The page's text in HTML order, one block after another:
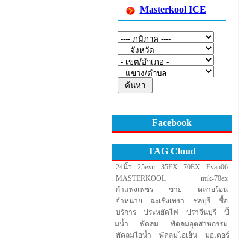
Masterkool ICE
Facebook
TAG Cloud
24นิ้ว 25exn 35EX 70EX
Evap06
MASTERKOOL
mik-70ex
กำแพงเพชร
ขาย
คลายร้อน
จำหน่าย
ฉะเชิงเทรา ชลบุรี
ซื้อ
บริการ
ประหยัดไฟ ปราจีนบุรี
ปั้
มน้ำ
พัดลม
พัดลมอุตสาหกรรม
พัดลมไอน้ำ
พัดลมไอเย็น
มอเตอร์